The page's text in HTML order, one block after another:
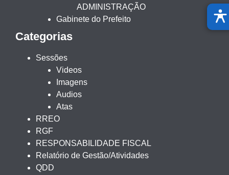
ADMINISTRAÇÃO
Gabinete do Prefeito
Categorias
Sessões
Videos
Imagens
Audios
Atas
RREO
RGF
RESPONSABILIDADE FISCAL
Relatório de Gestão/Atividades
QDD